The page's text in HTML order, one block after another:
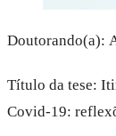
Doutorando(a):
Título da tese:
Covid-19: